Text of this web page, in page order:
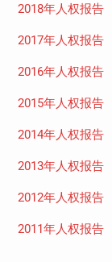
2018年人权报告
2017年人权报告
2016年人权报告
2015年人权报告
2014年人权报告
2013年人权报告
2012年人权报告
2011年人权报告